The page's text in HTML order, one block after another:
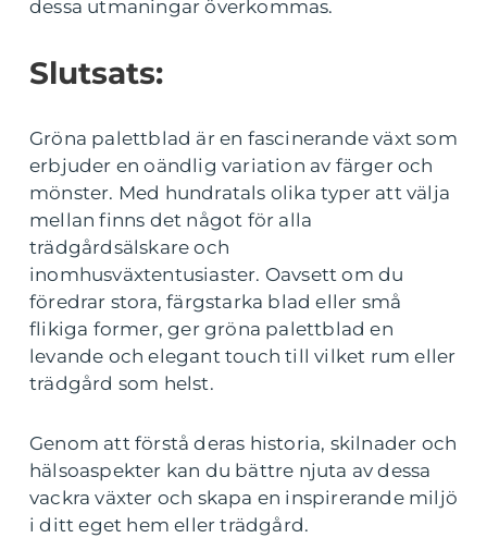
dessa utmaningar överkommas.
Slutsats:
Gröna palettblad är en fascinerande växt som
erbjuder en oändlig variation av färger och
mönster. Med hundratals olika typer att välja
mellan finns det något för alla
trädgårdsälskare och
inomhusväxtentusiaster. Oavsett om du
föredrar stora, färgstarka blad eller små
flikiga former, ger gröna palettblad en
levande och elegant touch till vilket rum eller
trädgård som helst.
Genom att förstå deras historia, skilnader och
hälsoaspekter kan du bättre njuta av dessa
vackra växter och skapa en inspirerande miljö
i ditt eget hem eller trädgård.